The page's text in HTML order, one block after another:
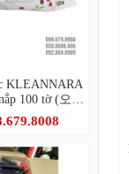
KLEANNARA
100 tờ (오곡
매)